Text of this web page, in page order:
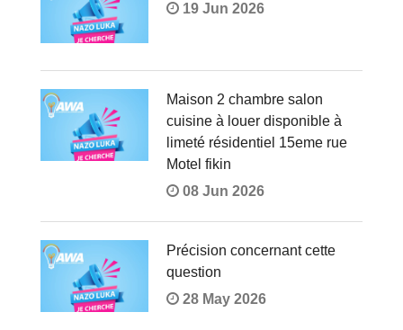
19 Jun 2026
Maison 2 chambre salon
cuisine à louer disponible à
limeté résidentiel 15eme rue
Motel fikin
08 Jun 2026
Précision concernant cette
question
28 May 2026